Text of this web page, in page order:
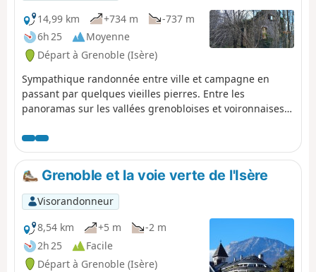
14,99 km
+734 m
-737 m
6h 25
Moyenne
Départ à Grenoble (Isère)
Sympathique randonnée entre ville et campagne en
passant par quelques vieilles pierres. Entre les
panoramas sur les vallées grenobloises et voironnaises,
Chamechaude, et l'Ecoutoux en allant vers les batteries.
Grenoble et la voie verte de l'Isère
Visorandonneur
8,54 km
+5 m
-2 m
2h 25
Facile
Départ à Grenoble (Isère)